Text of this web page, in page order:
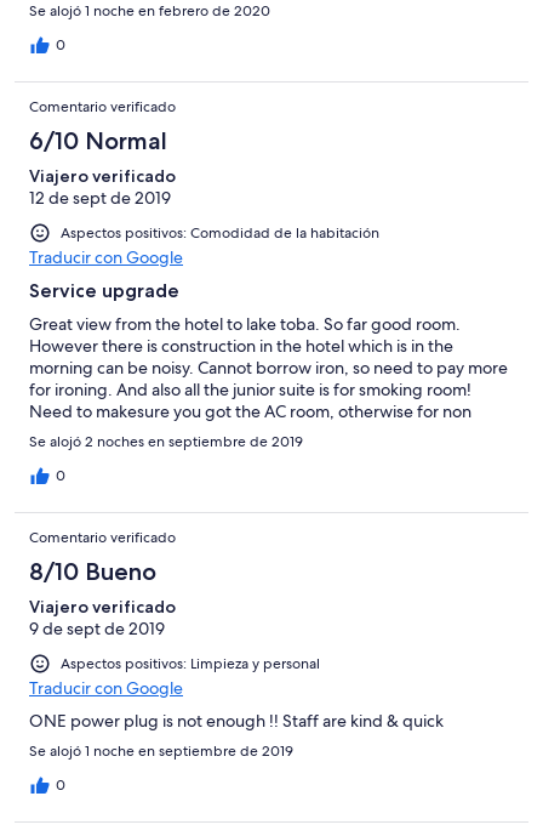
Se alojó 1 noche en febrero de 2020
0
Comentario verificado
6/10 Normal
Viajero verificado
12 de sept de 2019
Aspectos positivos: Comodidad de la habitación
Traducir con Google
Service upgrade
Great view from the hotel to lake toba. So far good room.
However there is construction in the hotel which is in the
morning can be noisy. Cannot borrow iron, so need to pay more
for ironing. And also all the junior suite is for smoking room!
Need to makesure you got the AC room, otherwise for non
smoker will feel terrible!
Se alojó 2 noches en septiembre de 2019
0
Comentario verificado
8/10 Bueno
Viajero verificado
9 de sept de 2019
Aspectos positivos: Limpieza y personal
Traducir con Google
ONE power plug is not enough !! Staff are kind & quick
Se alojó 1 noche en septiembre de 2019
0